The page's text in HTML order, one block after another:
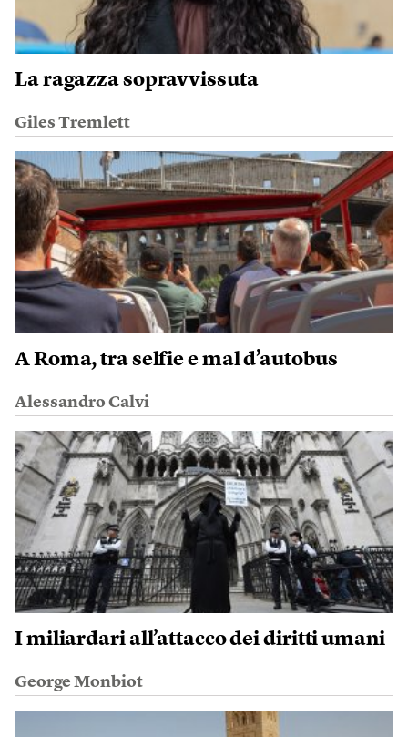
La ragazza sopravvissuta
Giles Tremlett
A Roma, tra selfie e mal d’autobus
Alessandro Calvi
I miliardari all’attacco dei diritti umani
George Monbiot